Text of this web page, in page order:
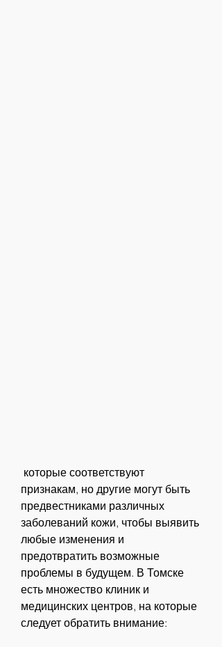
признакам, но другие могут быть
предвестниками различных
заболеваний кожи, чтобы выявить
любые изменения и
предотвратить возможные
проблемы в будущем. В Томске
есть множество клиник и
медицинских центров, на которые
следует обратить внимание: